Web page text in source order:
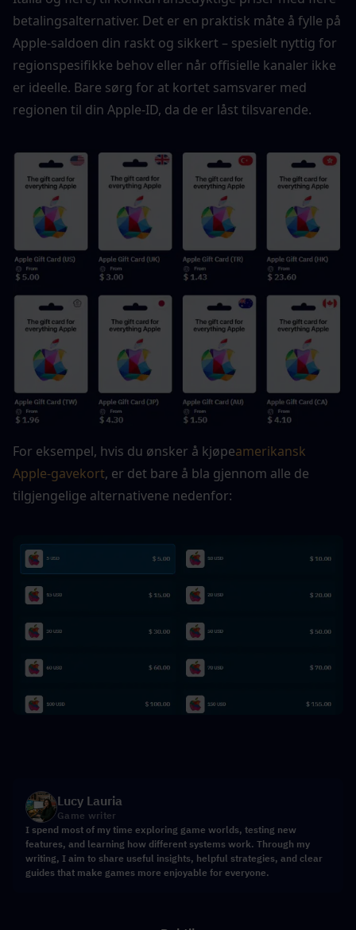
betalingsalternativer. Det er en praktisk måte å fylle på
Apple-saldoen din raskt og sikkert – spesielt nyttig for
regionspesifikke behov eller når offisielle kanaler ikke
er ideelle. Bare sørg for at kortet samsvarer med
regionen til din Apple-ID, da de er låst tilsvarende.
For eksempel, hvis du ønsker å kjøpeamerikansk
Apple-gavekort, er det bare å bla gjennom alle de
tilgjengelige alternativene nedenfor:
Lucy Lauria
Game writer
I spend most of my time exploring game worlds, testing new
features, and learning how different systems work. Through my
writing, I aim to share useful insights, helpful strategies, and clear
guides that make games more enjoyable for everyone.